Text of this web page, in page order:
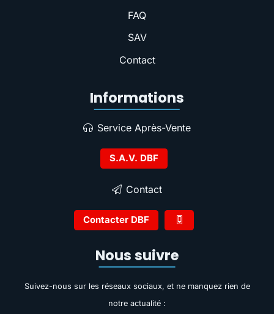
FAQ
SAV
Contact
Informations
Service Après-Vente
S.A.V. DBF
Contact
Contacter DBF
Nous suivre
Suivez-nous sur les réseaux sociaux, et ne manquez rien de
notre actualité :